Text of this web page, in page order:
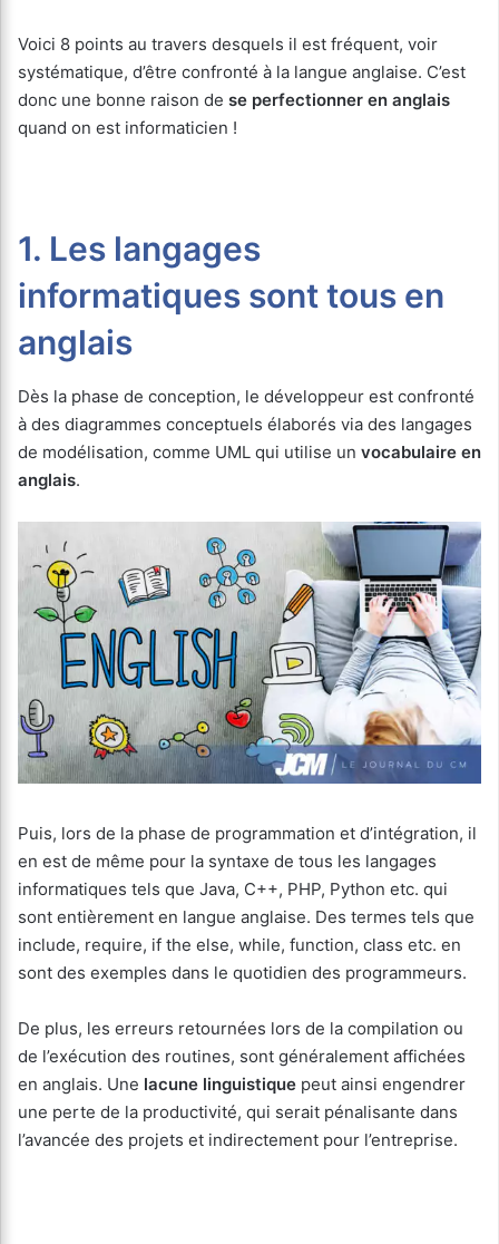
Voici 8 points au travers desquels il est fréquent, voir
systématique, d’être confronté à la langue anglaise. C’est
donc une bonne raison de se perfectionner en anglais
quand on est informaticien !
1. Les langages
informatiques sont tous en
anglais
Dès la phase de conception, le développeur est confronté
à des diagrammes conceptuels élaborés via des langages
de modélisation, comme UML qui utilise un vocabulaire en
anglais.
Puis, lors de la phase de programmation et d’intégration, il
en est de même pour la syntaxe de tous les langages
informatiques tels que Java, C++, PHP, Python etc. qui
sont entièrement en langue anglaise. Des termes tels que
include, require, if the else, while, function, class etc. en
sont des exemples dans le quotidien des programmeurs.
De plus, les erreurs retournées lors de la compilation ou
de l’exécution des routines, sont généralement affichées
en anglais. Une lacune linguistique peut ainsi engendrer
une perte de la productivité, qui serait pénalisante dans
l’avancée des projets et indirectement pour l’entreprise.